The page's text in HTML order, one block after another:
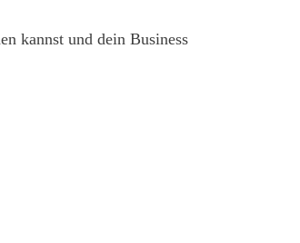
kannst und dein Business